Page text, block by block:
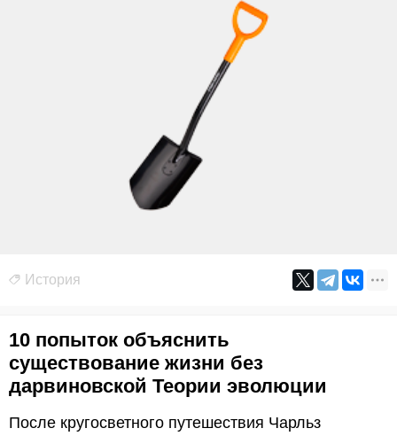
История
10 попыток объяснить
существование жизни без
дарвиновской Теории эволюции
После кругосветного путешествия Чарльз